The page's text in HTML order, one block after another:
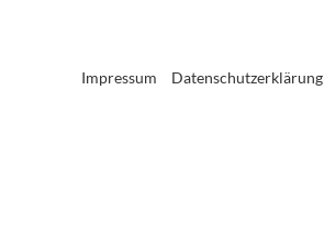
Impressum Datenschutzerklärung